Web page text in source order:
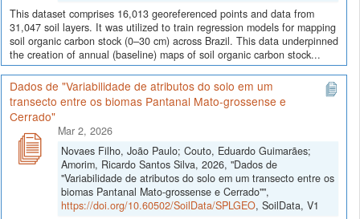
This dataset comprises 16,013 georeferenced points and data from
31,047 soil layers. It was utilized to train regression models for mapping
soil organic carbon stock (0–30 cm) across Brazil. This data underpinned
the creation of annual (baseline) maps of soil organic carbon stock...
Dados de "Variabilidade de atributos do solo em um
transecto entre os biomas Pantanal Mato-grossense e
Cerrado"
Mar 2, 2026
Novaes Filho, João Paulo; Couto, Eduardo Guimarães;
Amorim, Ricardo Santos Silva, 2026, "Dados de
"Variabilidade de atributos do solo em um transecto entre os
biomas Pantanal Mato-grossense e Cerrado"",
https://doi.org/10.60502/SoilData/SPLGEO, SoilData, V1